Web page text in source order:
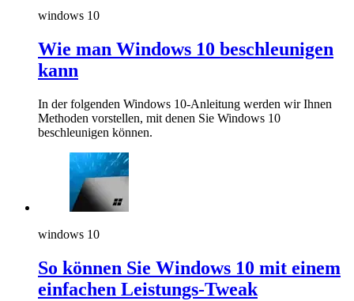
windows 10
Wie man Windows 10 beschleunigen
kann
In der folgenden Windows 10-Anleitung werden wir Ihnen
Methoden vorstellen, mit denen Sie Windows 10
beschleunigen können.
windows 10
So können Sie Windows 10 mit einem
einfachen Leistungs-Tweak